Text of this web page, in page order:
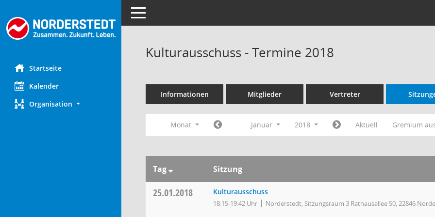
Startseite
Kalender
Organisation
Toggle navigation
Kulturausschuss - Termine 2018
Informationen Mitglieder Vertreter
Monat Januar 2018 Aktuell Gremium
Tag Sitzung
25.01.2018 Kulturausschuss
18:15-19:42 Uhr Norderstedt, Sitzungsraum 3 Rathausallee 50, 22846